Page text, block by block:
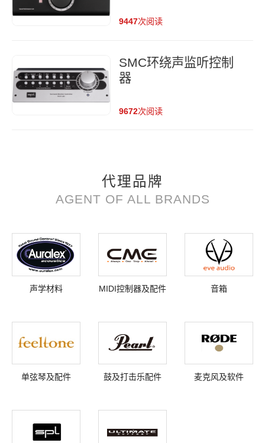
9447次阅读
SMC环绕声监听控制
器
9672次阅读
代理品牌
AGENT OF ALL BRANDS
声学材料 MIDI控制器及配件 音箱
单弦琴及配件 鼓及打击乐配件 麦克风及软件